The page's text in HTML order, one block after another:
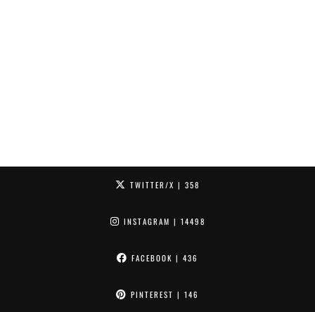
TWITTER/X | 358
INSTAGRAM | 14498
FACEBOOK | 436
PINTEREST | 146